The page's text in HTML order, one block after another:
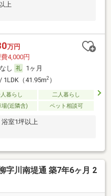
上
万円
4,000円
なし
1ヶ月
1LDK（41.95m2）
暮らし
二人暮らし
場(近隣含) ペット相談可
室1坪以上
字川南堤通 築7年6ヶ月 2